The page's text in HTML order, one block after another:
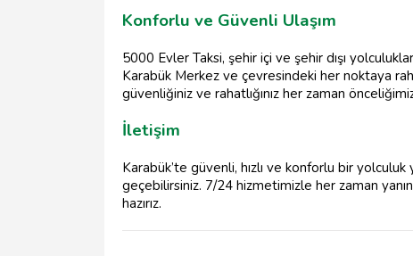
Konforlu ve Güvenli Ulaşım
5000 Evler Taksi, şehir içi ve şehir dışı
Karabük Merkez ve çevresindeki her noktaya
güvenliğiniz ve rahatlığınız her zaman
İletişim
Karabük’te güvenli, hızlı ve konforlu bir
geçebilirsiniz. 7/24 hizmetimizle her zaman
hazırız.